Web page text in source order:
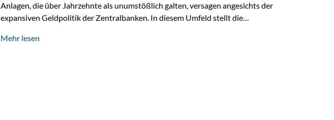
Anlagen, die über Jahrzehnte als unumstößlich galten, versagen angesichts der
expansiven Geldpolitik der Zentralbanken. In diesem Umfeld stellt die
die modernste und strategisch klügste Antwort auf globale Instabilität. Physische
Mehr lesen